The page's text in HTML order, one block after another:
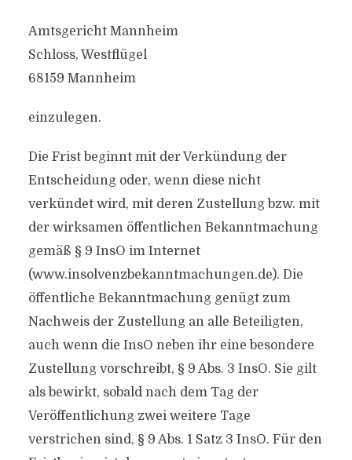
Amtsgericht Mannheim
Schloss, Westflügel
68159 Mannheim
einzulegen.
Die Frist beginnt mit der Verkündung der
Entscheidung oder, wenn diese nicht
verkündet wird, mit deren Zustellung bzw. mit
der wirksamen öffentlichen Bekanntmachung
gemäß § 9 InsO im Internet
(www.insolvenzbekanntmachungen.de). Die
öffentliche Bekanntmachung genügt zum
Nachweis der Zustellung an alle Beteiligten,
auch wenn die InsO neben ihr eine besondere
Zustellung vorschreibt, § 9 Abs. 3 InsO. Sie gilt
als bewirkt, sobald nach dem Tag der
Veröffentlichung zwei weitere Tage
verstrichen sind, § 9 Abs. 1 Satz 3 InsO. Für den